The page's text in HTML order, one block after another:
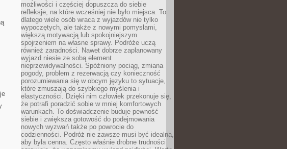
możliwości i częściej dopuszcza do siebie
refleksje, na które wcześniej nie było miejsca. To
dlatego wiele osób wraca z wyjazdów nie tylko
wypoczętych, ale także z nowymi pomysłami,
większą motywacją lub spokojniejszym
spojrzeniem na własne sprawy. Podróże uczą
również zaradności. Nawet dobrze zaplanowany
wyjazd niesie ze sobą element
nieprzewidywalności. Spóźniony pociąg, zmiana
pogody, problem z rezerwacją czy konieczność
porozumiewania się w obcym języku to sytuacje,
które zmuszają do szybkiego myślenia i
elastyczności. Dzięki nim człowiek przekonuje się,
że potrafi poradzić sobie w mniej komfortowych
warunkach. To doświadczenie buduje pewność
siebie i zwiększa gotowość do podejmowania
nowych wyzwań także po powrocie do
codzienności. Podróż nie zawsze musi być idealna,
aby była cenna. Często właśnie drobne trudności